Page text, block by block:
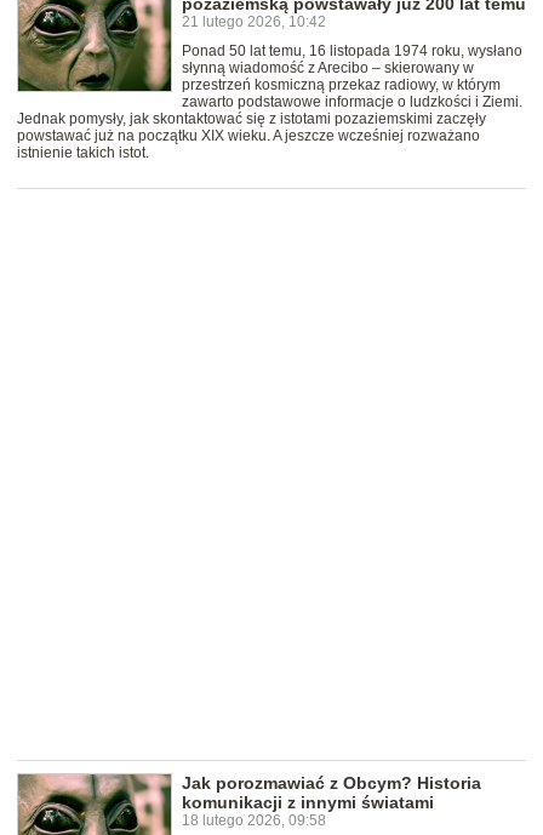
pozaziemską powstawały już 200 lat temu
21 lutego 2026, 10:42
Ponad 50 lat temu, 16 listopada 1974 roku, wysłano
słynną wiadomość z Arecibo – skierowany w
przestrzeń kosmiczną przekaz radiowy, w którym
zawarto podstawowe informacje o ludzkości i Ziemi.
Jednak pomysły, jak skontaktować się z istotami pozaziemskimi zaczęły
powstawać już na początku XIX wieku. A jeszcze wcześniej rozważano
istnienie takich istot.
Jak porozmawiać z Obcym? Historia
komunikacji z innymi światami
18 lutego 2026, 09:58